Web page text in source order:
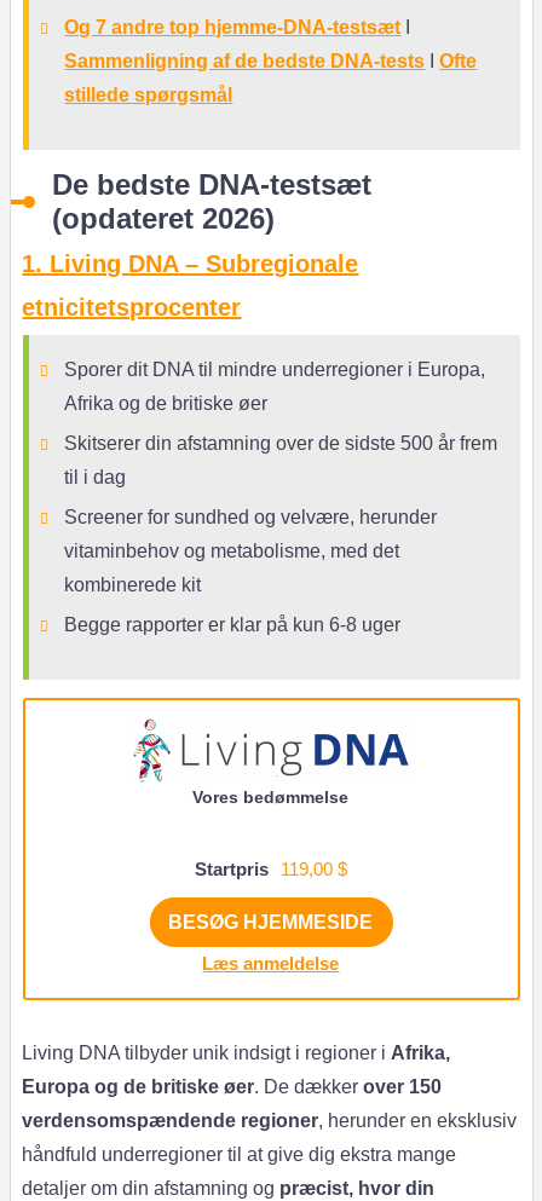
Og 7 andre top hjemme-DNA-testsæt
Sammenligning af de bedste DNA-tests IOfte
stillede spørgsmål
De bedste DNA-testsæt
(opdateret 2026)
1. Living DNA – Subregionale
etnicitetsprocenter
Sporer dit DNA til mindre underregioner i Europa,
Afrika og de britiske øer
Skitserer din afstamning over de sidste 500 år frem
til i dag
Screener for sundhed og velvære, herunder
vitaminbehov og metabolisme, med det
kombinerede kit
Begge rapporter er klar på kun 6-8 uger
Startpris 119,00 $
Vores bedømmelse
BESØG HJEMMESIDE
Læs anmeldelse
Living DNA tilbyder unik indsigt i regioner i Afrika,
Europa og de britiske øer. De dækkerover 150
verdensomspændende regioner, herunder en eksklusiv
håndfuld underregioner til at give dig ekstra mange
detaljer om din afstamning og præcist, hvor din